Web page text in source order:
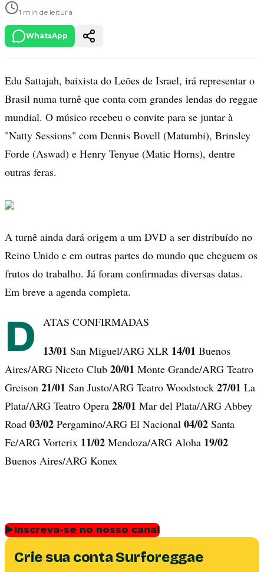
1 min de leitura
WhatsApp
Edu Sattajah, baixista do Leões de Israel, irá representar o
Brasil numa turnê que conta com grandes lendas do reggae
mundial. O músico recebeu o convite para se juntar à
"Natty Sessions" com Dennis Bovell (Matumbi), Brinsley
Forde (Aswad) e Henry Tenyue (Matic Horns), dentre
outras feras.
A turnê ainda dará origem a um DVD a ser distribuído no
Reino Unido e em outras partes do mundo que cheguem os
frutos do trabalho. Já foram confirmadas diversas datas.
Em breve a agenda completa.
D ATAS CONFIRMADAS
13/01 San Miguel/ARG XLR 14/01 Buenos
Aires/ARG Niceto Club 20/01 Monte Grande/ARG Teatro
Greison 21/01 San Justo/ARG Teatro Woodstock 27/01 La
Plata/ARG Teatro Opera 28/01 Mar del Plata/ARG Abbey
Road 03/02 Pergamino/ARG El Nacional 04/02 Santa
Fe/ARG Vorterix 11/02 Mendoza/ARG Aloha 19/02
Buenos Aires/ARG Konex
▶Inscreva-se no nosso canal
Crie sua conta Surforeggae